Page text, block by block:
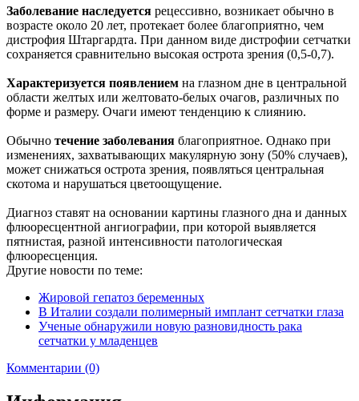
Заболевание наследуется рецессивно, возникает обычно в
возрасте около 20 лет, протекает более благоприятно, чем
дистрофия Штаргардта. При данном виде дистрофии сетчатки
сохраняется сравнительно высокая острота зрения (0,5-0,7).
Характеризуется появлением на глазном дне в центральной
области желтых или желтовато-белых очагов, различных по
форме и размеру. Очаги имеют тенденцию к слиянию.
Обычно течение заболевания благоприятное. Однако при
изменениях, захватывающих макулярную зону (50% случаев),
может снижаться острота зрения, появляться центральная
скотома и нарушаться цветоощущение.
Диагноз ставят на основании картины глазного дна и данных
флюоресцентной ангиографии, при которой выявляется
пятнистая, разной интенсивности патологическая
флюоресценция.
Другие новости по теме:
Жировой гепатоз беременных
В Италии создали полимерный имплант сетчатки глаза
Ученые обнаружили новую разновидность рака
сетчатки у младенцев
Комментарии (0)